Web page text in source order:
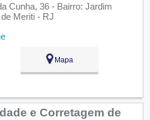
Cunha, 36 - Bairro: Jardim
Meriti - RJ
Mapa
e Corretagem de